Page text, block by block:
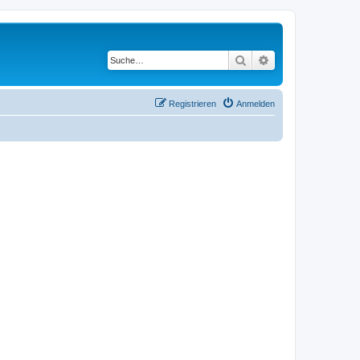
Suche
Anmelden
Registrieren